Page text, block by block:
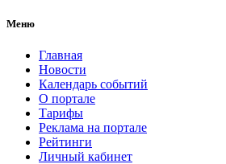
Меню
Главная
Новости
Календарь событий
О портале
Тарифы
Реклама на портале
Рейтинги
Личный кабинет